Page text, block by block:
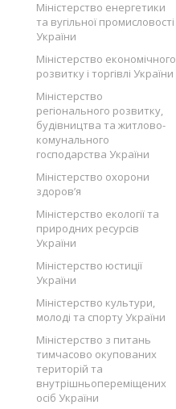
Міністерство енергетики
та вугільної промисловості
України
Міністерство економічного
розвитку і торгівлі України
Міністерство
регіонального розвитку,
будівництва та житлово-
комунального
господарства України
Міністерство охорони
здоров’я
Міністерство екології та
природних ресурсів
України
Міністерство юстиції
України
Міністерство культури,
молоді та спорту України
Міністерство з питань
тимчасово окупованих
територій та
внутрішньопереміщених
осіб України